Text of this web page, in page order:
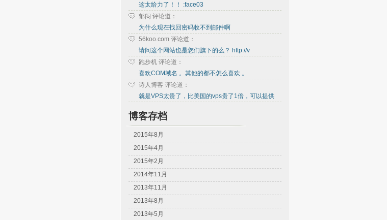
这太给力了！！ :face03
郁闷 评论道：
为什么现在找回密码收不到邮件啊
56koo.com 评论道：
请问这个网站也是您们旗下的么？ http://v
跑步机 评论道：
喜欢COM域名 。其他的都不怎么喜欢 。
诗人博客 评论道：
就是VPS太贵了，比美国的vps贵了1倍，可以提供
博客存档
2015年8月
2015年4月
2015年2月
2014年11月
2013年11月
2013年8月
2013年5月